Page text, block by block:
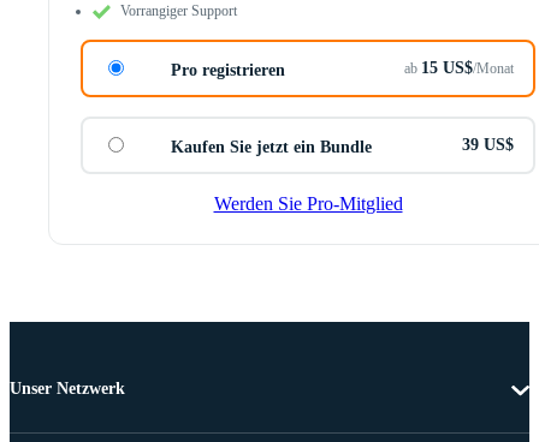
Vorrangiger Support
Pro registrieren ab 15 US$/Monat
Kaufen Sie jetzt ein Bundle 39 US$
Werden Sie Pro-Mitglied
Unser Netzwerk